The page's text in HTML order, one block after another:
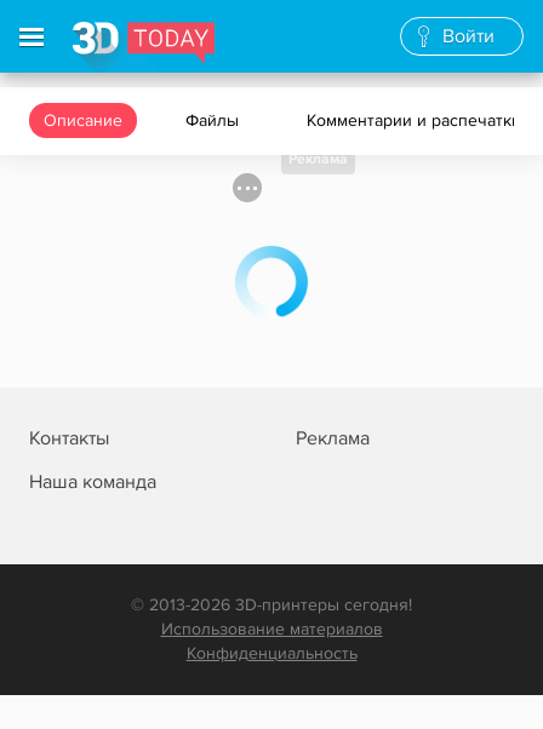
Войти
Описание Файлы Комментарии и распечатки
Реклама
Контакты
Реклама
Наша команда
© 2013-2026 3D-принтеры сегодня!
Использование материалов
Конфиденциальность